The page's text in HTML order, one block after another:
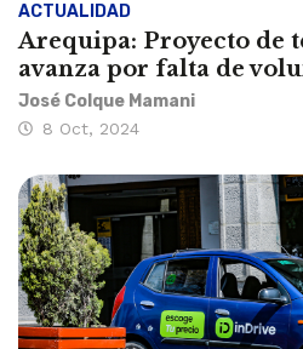
ACTUALIDAD
Arequipa: Proyecto de
avanza por falta de
José Colque Mamani
8 Oct, 2024